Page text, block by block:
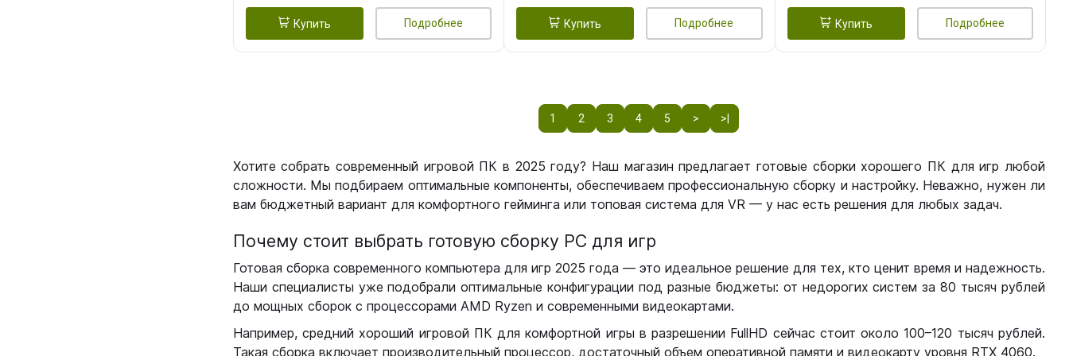
Купить Подробнее Купить Подробнее Купить Подробнее
1 2 3 4 5 > >|
Хотите собрать современный игровой ПК в 2025 году? Наш магазин предлагает готовые сборки хорошего ПК для игр любой
сложности. Мы подбираем оптимальные компоненты, обеспечиваем профессиональную сборку и настройку. Неважно, нужен ли
вам бюджетный вариант для комфортного гейминга или топовая система для VR — у нас есть решения для любых задач.
Почему стоит выбрать готовую сборку РС для игр
Готовая сборка современного компьютера для игр 2025 года — это идеальное решение для тех, кто ценит время и надежность.
Наши специалисты уже подобрали оптимальные конфигурации под разные бюджеты: от недорогих систем за 80 тысяч рублей
до мощных сборок с процессорами AMD Ryzen и современными видеокартами.
Например, средний хороший игровой ПК для комфортной игры в разрешении FullHD сейчас стоит около 100–120 тысяч рублей.
Такая сборка включает производительный процессор, достаточный объем оперативной памяти и видеокарту уровня RTX 4060.